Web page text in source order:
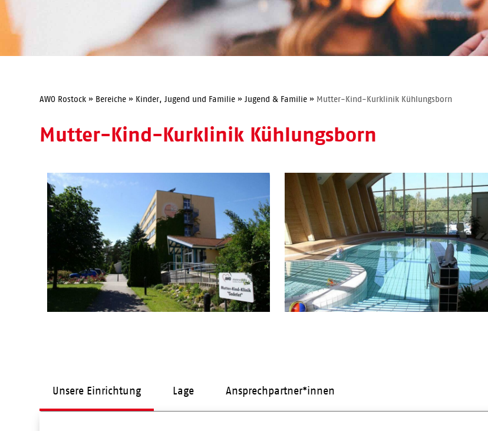
AWO Rostock » Bereiche » Kinder, Jugend und Familie »Jugend & Familie » Mutter-Kind-Kurklinik Kühlungsborn
Mutter-Kind-Kurklinik Kühlungsborn
Unsere Einrichtung Lage Ansprechpartner*innen